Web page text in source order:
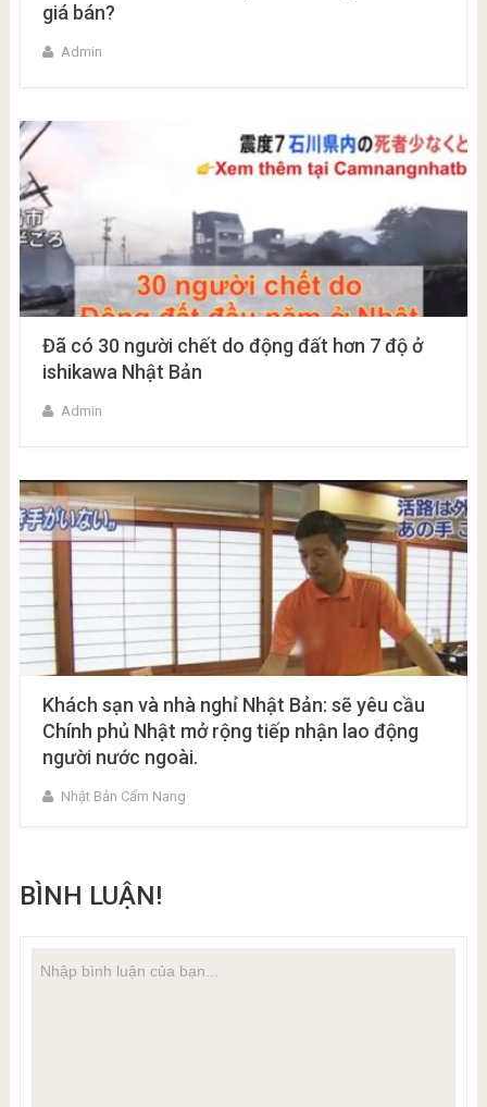
giá bán?
Admin
Đã có 30 người chết do động đất hơn 7 độ ở
ishikawa Nhật Bản
Admin
Khách sạn và nhà nghỉ Nhật Bản: sẽ yêu cầu
Chính phủ Nhật mở rộng tiếp nhận lao động
người nước ngoài.
Nhật Bản Cẩm Nang
BÌNH LUẬN!